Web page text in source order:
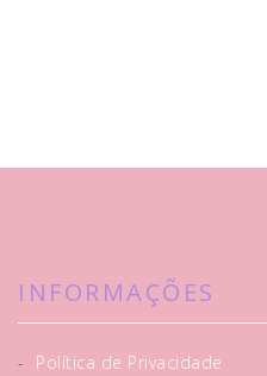
INFORMAÇÕES
-
Política de Privacidade